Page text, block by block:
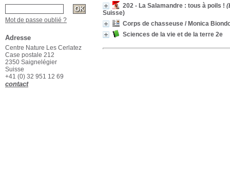
202 - La Salamandre : tous à poils !
Suisse)
Corps de chasseuse / Monica
Sciences de la vie et de la terre 2e
Mot de passe oublié ?
Adresse
Centre Nature Les Cerlatez
Case postale 212
2350 Saignelégier
Suisse
+41 (0) 32 951 12 69
contact